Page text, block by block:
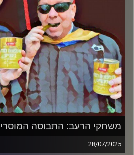
משחקי הרעב: התבוסה
28/07/2025